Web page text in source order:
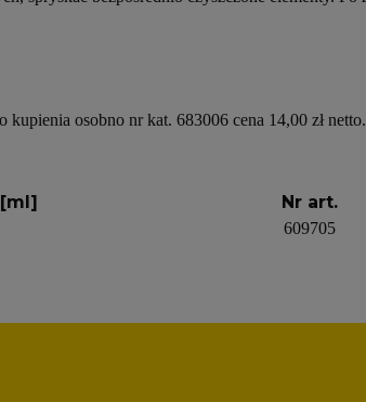
kupienia osobno nr kat. 683006 cena 14,00 zł netto.
Nr art.
609705